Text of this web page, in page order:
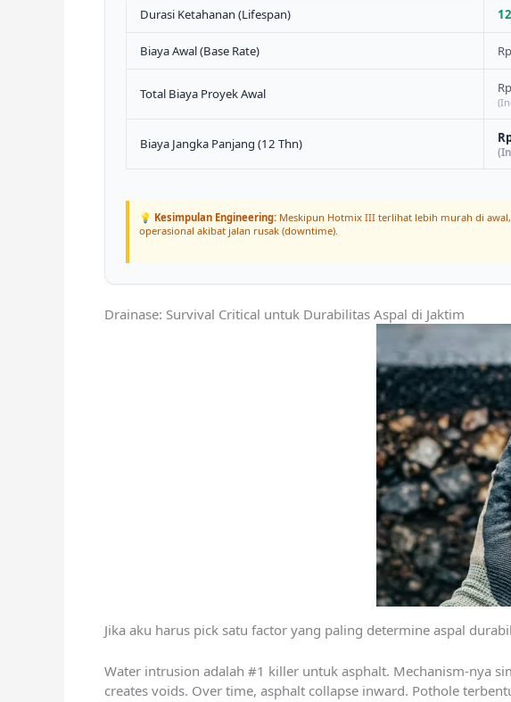
Durasi Ketahanan (Lifespan)
Biaya Awal (Base Rate)
Total Biaya Proyek Awal
Biaya Jangka Panjang (12 Thn)
💡 Kesimpulan Engineering:Meskipun Hotmix III terlihat lebih murah di awal,
operasional akibat jalan rusak (downtime).
Drainase: Survival Critical untuk Durabilitas Aspal di Jaktim
Jika aku harus pick satu factor yang paling determine aspal
Water intrusion adalah #1 killer untuk asphalt. Mechanism-nya
creates voids. Over time, asphalt collapse inward. Pothole